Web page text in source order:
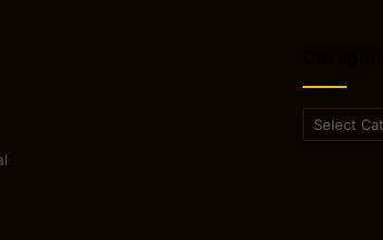
Categories